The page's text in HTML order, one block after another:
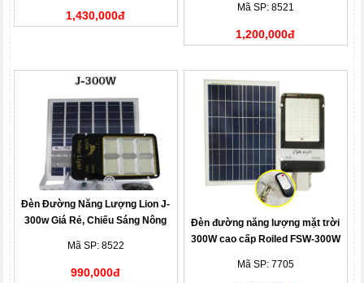
1,430,000đ
Mã SP: 8521
1,200,000đ
Đèn Đường Năng Lượng Lion J-
300w Giá Rẻ, Chiếu Sáng Nông
Mã SP: 8522
990,000đ
Đèn đường năng lượng mặt trời
300W cao cấp Roiled FSW-300W
Mã SP: 7705